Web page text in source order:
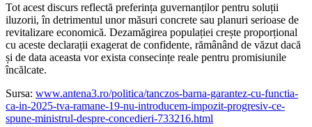
Tot acest discurs reflectă preferința guvernanților pentru soluții
iluzorii, în detrimentul unor măsuri concrete sau planuri serioase de
revitalizare economică. Dezamăgirea populației crește proporțional
cu aceste declarații exagerat de confidente, rămânând de văzut dacă
și de data aceasta vor exista consecințe reale pentru promisiunile
încălcate.
Sursa: www.antena3.ro/politica/tanczos-barna-garantez-cu-functia-
ca-in-2025-tva-ramane-19-nu-introducem-impozit-progresiv-ce-
spune-ministrul-despre-concedieri-733216.html